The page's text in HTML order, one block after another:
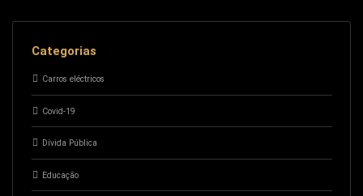
Categorias
Carros eléctricos
Covid-19
Dívida Pública
Educação